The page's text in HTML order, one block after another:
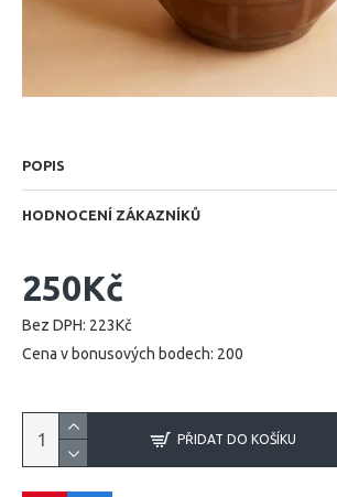
POPIS
HODNOCENÍ ZÁKAZNÍKŮ
250Kč
Bez DPH: 223Kč
Cena v bonusových bodech: 200
PŘIDAT DO KOŠÍKU